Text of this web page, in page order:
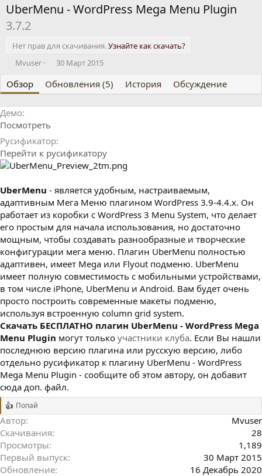
UberMenu - WordPress Mega Menu Plugin
3.7.2
Нет прав для скачивания.Узнайте как скачать?
А
т
о
р
Mvuser
Д
т
а
с
а
н
и
30 Март 2015
Обзор Обновления (5) История Обсуждение
Демо
Посмотреть
Русификатор
Перейти к русификатору
UberMenu - является удобным, настраиваемым,
адаптивным Мега Меню плагином WordPress 3.9-4.4.x. Он
работает из коробки с WordPress 3 Menu System, что делает
его простым для начала использования, но достаточно
мощным, чтобы создавать разнообразные и творческие
конфигурации мега меню. Плагин UberMenu полностью
адаптивен, имеет Mega или Flyout подменю. UberMenu
имеет полную совместимость с мобильными устройствами,
в том числе iPhone, UberMenu и Android. Вам будет очень
просто построить современные макеты подменю,
используя встроенную column grid system.
Cкачать БЕСПЛАТНО плагин UberMenu - WordPress Mega
Menu Plugin могут только участники клуба. Если Вы нашли
последнюю версию плагина или русскую версию, либо
отдельно русификатор к плагину UberMenu - WordPress
Mega Menu Plugin - сообщите об этом автору, он добавит
сюда доп. файл.
Р
е
к
ц
и
и
Попай
Автор
Mvuser
Скачивания
28
Просмотры
1,189
Первый выпуск
30 Март 2015
Обновление
16 Декабрь 2020